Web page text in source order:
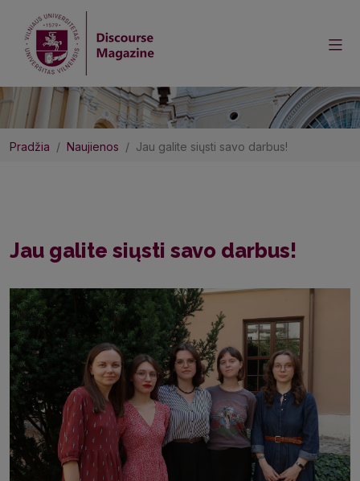
Pradžia Naujienos Jau galite siųsti savo darbus!
Jau galite siųsti savo darbus!